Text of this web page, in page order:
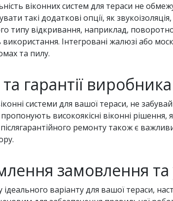
віконних систем для тераси не
такі додаткові опції, як
типу відкривання, наприклад,
використання. Інтегровані жалюзі або
та пилу.
та гарантії виробника
системи для вашої тераси, не
високоякісні віконні рішення,
ремонту також є
замовлення та
ідеального варіанту для вашої тераси,